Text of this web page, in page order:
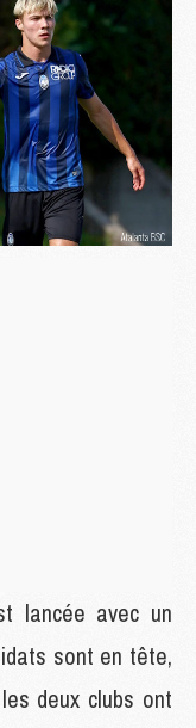
lancée avec un
sont en tête,
deux clubs ont